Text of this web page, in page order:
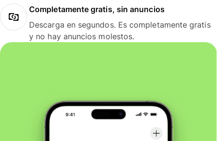
Completamente gratis, sin anuncios
Descarga en segundos. Es completamente gratis
y no hay anuncios molestos.